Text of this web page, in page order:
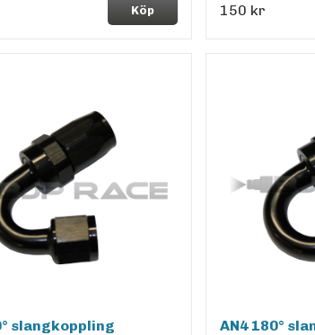
Köp 150 kr
slangkoppling AN4 180°